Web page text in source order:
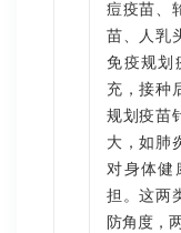
痘疫苗、
苗、人乳
免疫规划
充，接种
规划疫苗
大，如肺
对身体健
担。这两
防角度，